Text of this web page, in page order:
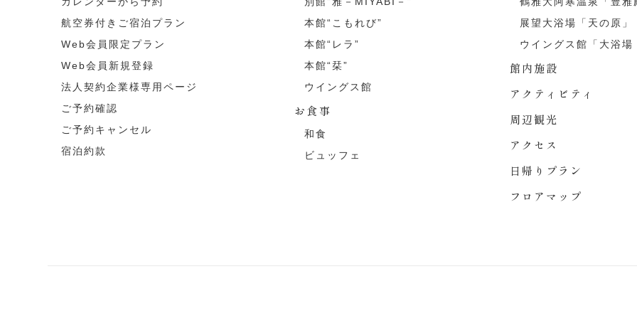
航空券付きご宿泊プラン
Web会員限定プラン
Web会員新規登録
法人契約企業様専用ページ
ご予約確認
ご予約キャンセル
宿泊約款
本館“こもれび”
本館“レラ”
本館“栞”
ウイングス館
お食事
和食
ビュッフェ
展望大浴場「天の原」
ウイングス館「大浴場
館内施設
アクティビティ
周辺観光
アクセス
日帰りプラン
フロアマップ